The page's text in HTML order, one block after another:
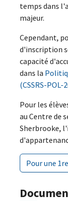
temps dans
majeur.
Cependant,
d'inscription
capacité
dans la
(CSSRS-POL-
Pour les
au Centre de
Sherbrooke,
Pour une